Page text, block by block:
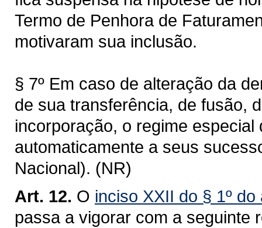
Termo de Penhora de
motivaram sua inclusão.
§ 7º Em caso de alteração da
de sua transferência, de fusão,
incorporação, o regime
automaticamente a seus
Nacional). (NR)
Art. 12. O inciso XXII do § 1º
passa a vigorar com a seguinte